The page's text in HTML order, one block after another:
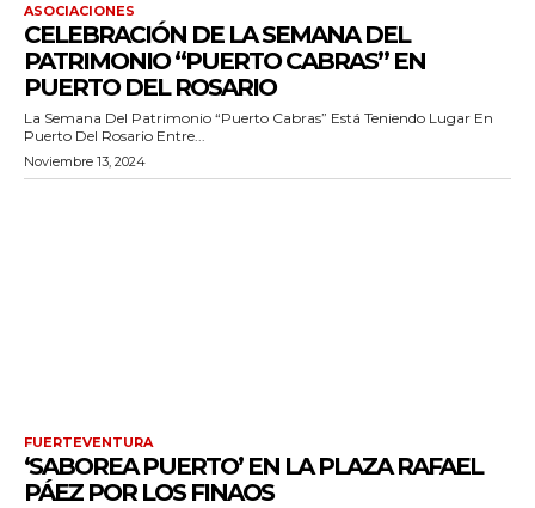
ASOCIACIONES
CELEBRACIÓN DE LA SEMANA DEL
PATRIMONIO “PUERTO CABRAS” EN
PUERTO DEL ROSARIO
La Semana Del Patrimonio “Puerto Cabras” Está Teniendo Lugar En
Puerto Del Rosario Entre...
Noviembre 13, 2024
FUERTEVENTURA
‘SABOREA PUERTO’ EN LA PLAZA RAFAEL
PÁEZ POR LOS FINAOS